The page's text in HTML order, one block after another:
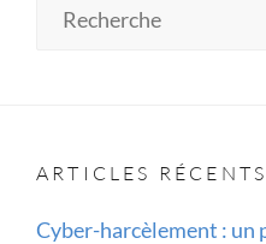
ARTICLES RÉCENTS
Cyber-harcèlement : un